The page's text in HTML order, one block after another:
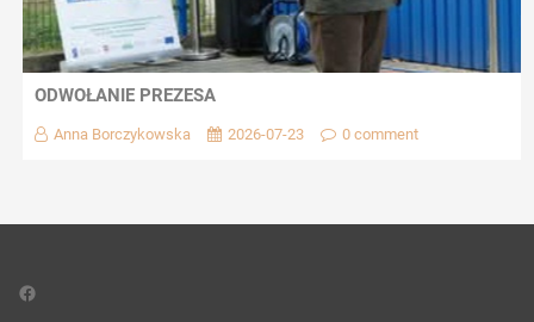
ODWOŁANIE PREZESA
Anna Borczykowska 2026-07-23 0 comment
Facebook